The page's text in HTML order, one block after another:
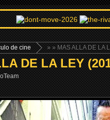
»
de cine » MAS ALLA DE LA
DE LA LEY